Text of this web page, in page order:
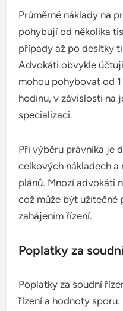
Průměrné náklady na
pohybují od několika
případy až po desítky
Advokáti obvykle
mohou pohybovat od
hodinu, v závislosti na
specializaci.
Při výběru právníka je
celkových nákladech
plánů. Mnozí advokáti
což může být užitečné
zahájením řízení.
Poplatky za
Poplatky za soudní
řízení a hodnoty